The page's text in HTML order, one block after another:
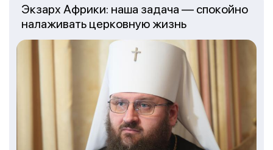
Экзарх Африки: наша задача — спокойно
налаживать церковную жизнь